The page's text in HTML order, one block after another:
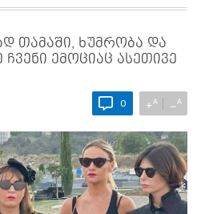
თა­მა­ში, ხუმ­რო­ბა და
ემო­ცი­აც ასე­თი­ვე
0 +A −A